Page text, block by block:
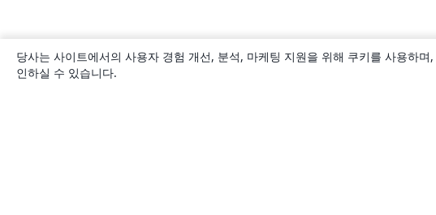
당사는 사이트에서의 사용자 경험 개선, 분석, 마케팅 지원을 위해 쿠키를 사용하
인하실 수 있습니다.